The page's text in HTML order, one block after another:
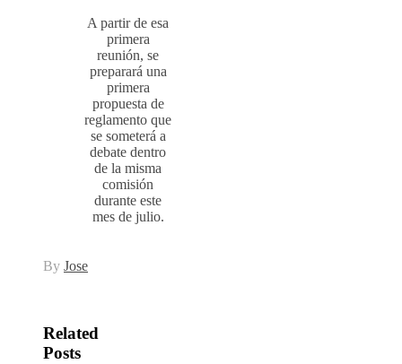
A partir de esa
primera
reunión, se
preparará una
primera
propuesta de
reglamento que
se someterá a
debate dentro
de la misma
comisión
durante este
mes de julio.
By Jose
Related
Posts